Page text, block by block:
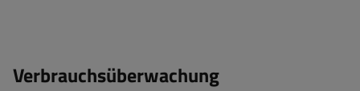
Verbrauchsüberwachung